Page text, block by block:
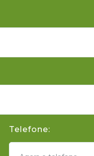
Telefone: